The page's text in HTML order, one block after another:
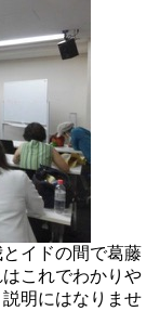
イドの間で葛藤
これでわかりや
明にはなりませ